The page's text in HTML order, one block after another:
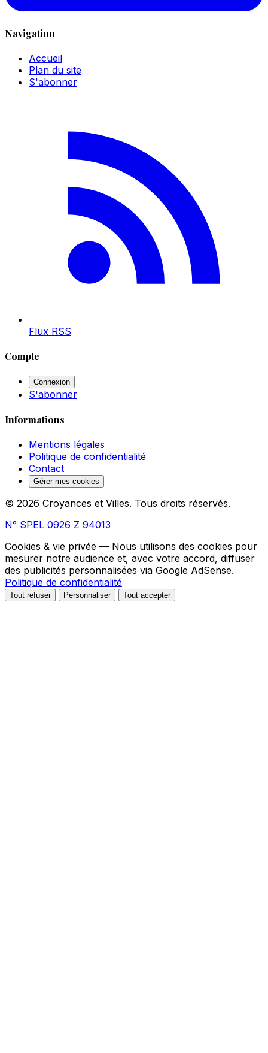
Navigation
Accueil
Plan du site
S'abonner
Flux RSS
Compte
Connexion
S'abonner
Informations
Mentions légales
Politique de confidentialité
Contact
Gérer mes cookies
© 2026 Croyances et Villes. Tous droits réservés.
N° SPEL 0926 Z 94013
Cookies & vie privée — Nous utilisons des cookies pour
mesurer notre audience et, avec votre accord, diffuser
des publicités personnalisées via Google AdSense.
Politique de confidentialité
Tout refuser Personnaliser Tout accepter